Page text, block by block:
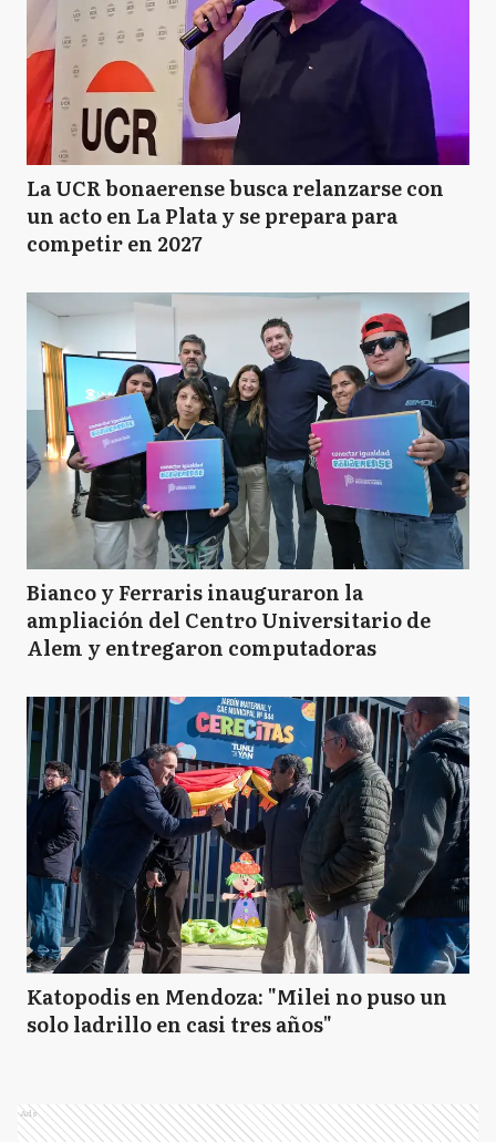
La UCR bonaerense busca relanzarse con
un acto en La Plata y se prepara para
competir en 2027
Bianco y Ferraris inauguraron la
ampliación del Centro Universitario de
Alem y entregaron computadoras
Katopodis en Mendoza: "Milei no puso un
solo ladrillo en casi tres años"
Ads